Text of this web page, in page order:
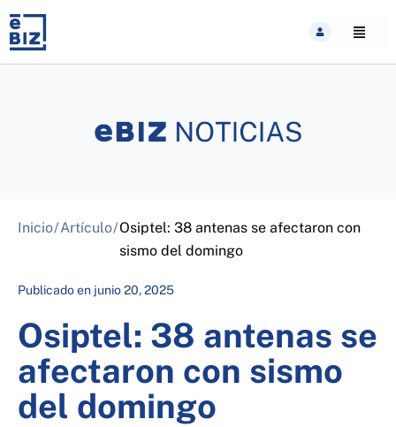
content
Inicio/Artículo/Osiptel: 38 antenas se afectaron con
sismo del domingo
Publicado en junio 20, 2025
Osiptel: 38 antenas se
afectaron con sismo
del domingo